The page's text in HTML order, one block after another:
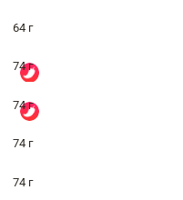
64 г
74 г
74 г
74 г
74 г